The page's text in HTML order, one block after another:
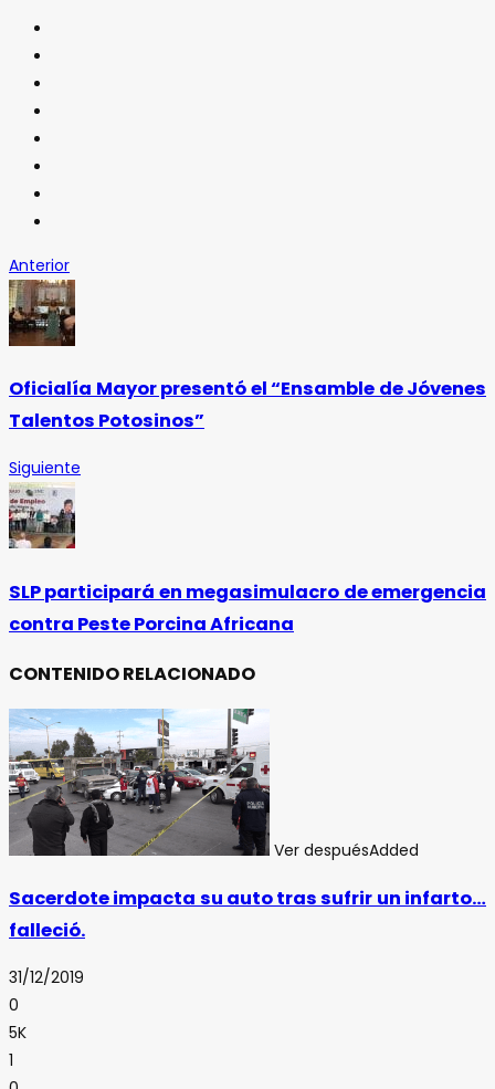
Anterior
Oficialía Mayor presentó el “Ensamble de Jóvenes
Talentos Potosinos”
Siguiente
SLP participará en megasimulacro de emergencia
contra Peste Porcina Africana
CONTENIDO RELACIONADO
Ver despuésAdded
Sacerdote impacta su auto tras sufrir un infarto…
falleció.
31/12/2019
0
5K
1